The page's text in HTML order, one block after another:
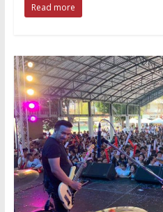
Read more